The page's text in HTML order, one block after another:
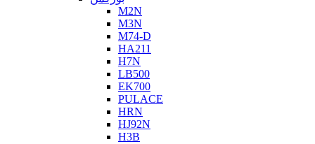
M2N
M3N
M74-D
HA211
H7N
LB500
EK700
PULACE
HRN
HJ92N
H3B